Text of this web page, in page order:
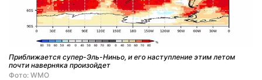
Приближается супер-Эль-Ниньо, и его наступление этим летом
почти наверняка произойдет
Фото: WMO